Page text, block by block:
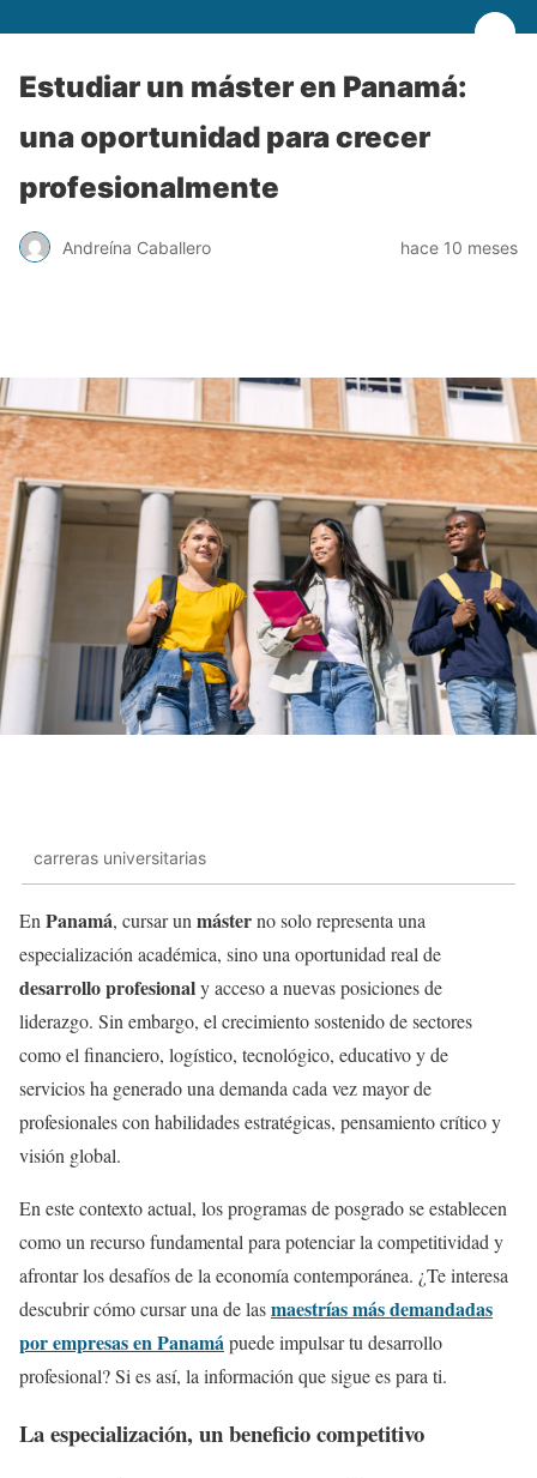
Estudiar un máster en Panamá:
una oportunidad para crecer
profesionalmente
Andreína Caballero hace 10 meses
carreras universitarias
En Panamá, cursar un másterno solo representa una
especialización académica, sino una oportunidad real de
desarrollo profesionaly acceso a nuevas posiciones de
liderazgo. Sin embargo, el crecimiento sostenido de sectores
como el financiero, logístico, tecnológico, educativo y de
servicios ha generado una demanda cada vez mayor de
profesionales con habilidades estratégicas, pensamiento crítico y
visión global.
En este contexto actual, los programas de posgrado se establecen
como un recurso fundamental para potenciar la competitividad y
afrontar los desafíos de la economía contemporánea. ¿Te interesa
descubrir cómo cursar una de lasmaestrías más demandadas
por empresas en Panamápuede impulsar tu desarrollo
profesional? Si es así, la información que sigue es para ti.
La especialización, un beneficio competitivo